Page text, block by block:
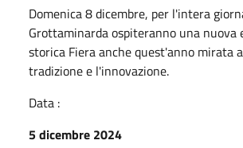
Domenica 8 dicembre, per l'intera
Grottaminarda ospiteranno una nuova
storica Fiera anche quest'anno mirata
tradizione e l'innovazione.
Data :
5 dicembre 2024